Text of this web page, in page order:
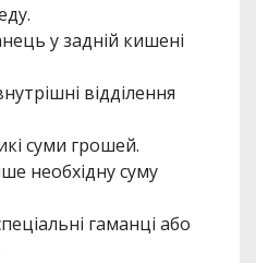
у задній кишені
відділення
суми грошей.
необхідну суму
гаманці або